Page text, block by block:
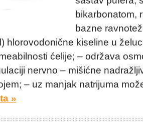
bikarbonatom,
bazne
hlorovodonične kiseline u
ćelije; – održava
nervno – mišićne
– uz manjak natrijuma
»